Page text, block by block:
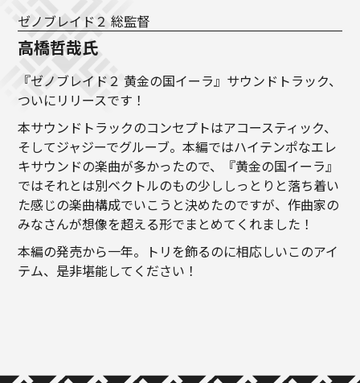
ゼノブレイド２ 総監督
高橋哲哉氏
『ゼノブレイド２ 黄金の国イーラ』サウンドトラック、
ついにリリースです！
本サウンドトラックのコンセプトはアコースティック、
そしてジャジーでグルーブ。本編ではハイテンポなエレ
キサウンドの楽曲が多かったので、『黄金の国イーラ』
ではそれとは別ベクトルのもの――少ししっとりと落ち着い
た感じの楽曲構成でいこうと決めたのですが、作曲家の
みなさんが想像を超える形でまとめてくれました！
本編の発売から一年。トリを飾るのに相応しいこのアイ
テム、是非堪能してください！